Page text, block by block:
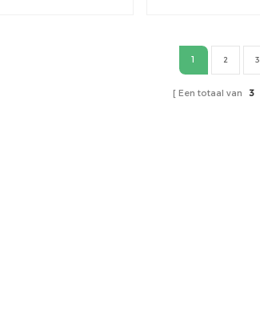
1 2 3
Een totaal van 3